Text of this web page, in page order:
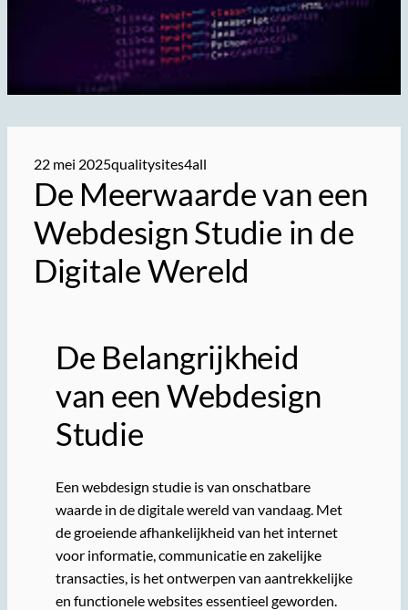
22 mei 2025qualitysites4all
De Meerwaarde van een
Webdesign Studie in de
Digitale Wereld
De Belangrijkheid
van een Webdesign
Studie
Een webdesign studie is van onschatbare
waarde in de digitale wereld van vandaag. Met
de groeiende afhankelijkheid van het internet
voor informatie, communicatie en zakelijke
transacties, is het ontwerpen van aantrekkelijke
en functionele websites essentieel geworden.